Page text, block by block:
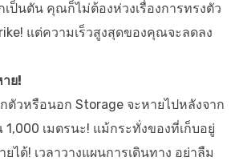
ป็นตัน คุณก็ไม่ต้องห่วงเรื่องการทรงตัว
แต่ความเร็วสูงสุดของคุณจะลดลง
ย!
วหรือนอก Storage จะหายไปหลังจาก
เมตรนะ! แม้กระทั่งของที่เก็บอยู่
ได้! เวลาวางแผนการเดินทาง อย่าลืม